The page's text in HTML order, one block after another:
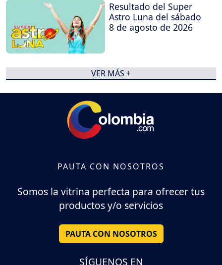
Resultado del Super
Astro Luna del sábado
8 de agosto de 2026
VER MÁS +
PAUTA CON NOSOTROS
Somos la vitrina perfecta para ofrecer tus
productos y/o servicios
PAUTA CON NOSOTROS
SÍGUENOS EN